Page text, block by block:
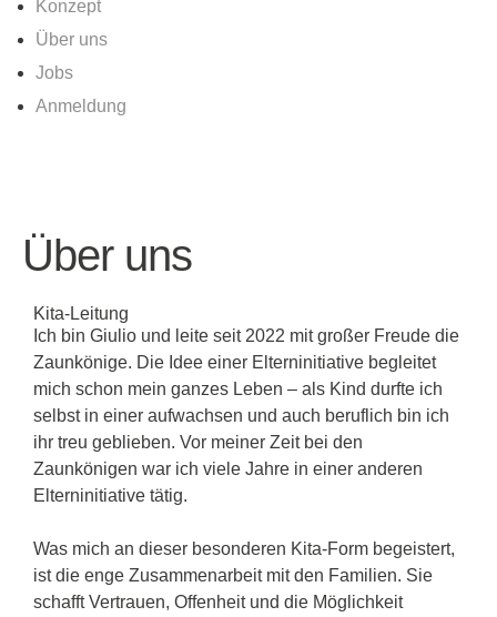
Konzept
Über uns
Jobs
Anmeldung
Über uns
Kita-Leitung
Ich bin Giulio und leite seit 2022 mit großer Freude die
Zaunkönige. Die Idee einer Elterninitiative begleitet
mich schon mein ganzes Leben – als Kind durfte ich
selbst in einer aufwachsen und auch beruflich bin ich
ihr treu geblieben. Vor meiner Zeit bei den
Zaunkönigen war ich viele Jahre in einer anderen
Elterninitiative tätig.
Was mich an dieser besonderen Kita-Form begeistert,
ist die enge Zusammenarbeit mit den Familien. Sie
schafft Vertrauen, Offenheit und die Möglichkeit